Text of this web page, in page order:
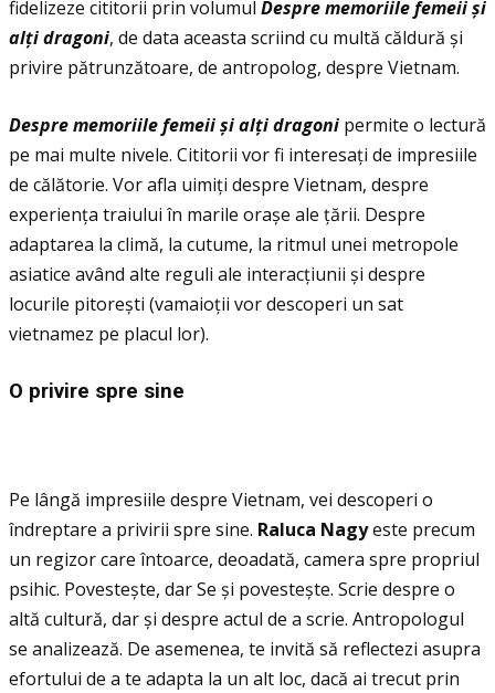
fidelizeze cititorii prin volumul Despre memoriile femeiiși
alţi dragoni, de data aceasta scriind cu multă căldură și
privire pătrunzătoare, de antropolog, despre Vietnam.
Despre memoriile femeiiși alţi dragoni permite o lectură
pe mai multe nivele. Cititorii vor fi interesaţi de impresiile
de călătorie. Vor afla uimiţi despre Vietnam, despre
experienţa traiului în marile orașe ale ţării. Despre
adaptarea la climă, la cutume, la ritmul unei metropole
asiatice având alte reguli ale interacţiunii și despre
locurile pitorești (vamaioţii vor descoperi un sat
vietnamez pe placul lor).
O privire spre sine
Pe lângă impresiile despre Vietnam, vei descoperi o
îndreptare a privirii spre sine. Raluca Nagyeste precum
un regizor care întoarce, deoadată, camera spre propriul
psihic. Povestește, dar Se și povestește. Scrie despre o
altă cultură, dar și despre actul de a scrie. Antropologul
se analizează. De asemenea, te invită să reflectezi asupra
efortului de a te adapta la un alt loc, dacă ai trecut prin